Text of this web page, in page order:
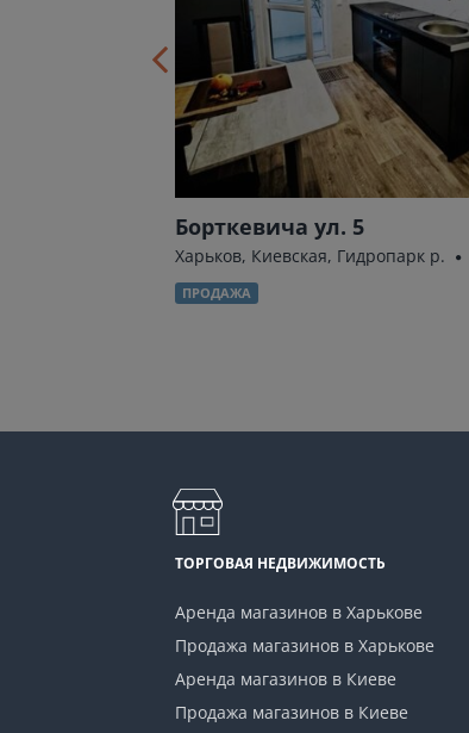
Борткевича ул. 5
Харьков, Киевская, Гидропарк р.
ПРОДАЖА
ТОРГОВАЯ НЕДВИЖИМОСТЬ
Аренда магазинов в Харькове
Продажа магазинов в Харькове
Аренда магазинов в Киеве
Продажа магазинов в Киеве